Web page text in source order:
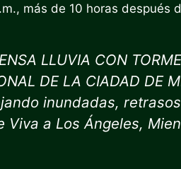
más de 10 horas después
LLUVIA CON
DE LA CIADAD DE
inundadas,
Viva a Los Ángeles,